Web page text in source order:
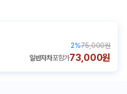
2%75,000원
일반자차포함가73,000원